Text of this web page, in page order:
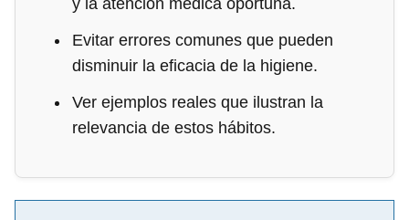
y la atención médica oportuna.
Evitar errores comunes que pueden
disminuir la eficacia de la higiene.
Ver ejemplos reales que ilustran la
relevancia de estos hábitos.